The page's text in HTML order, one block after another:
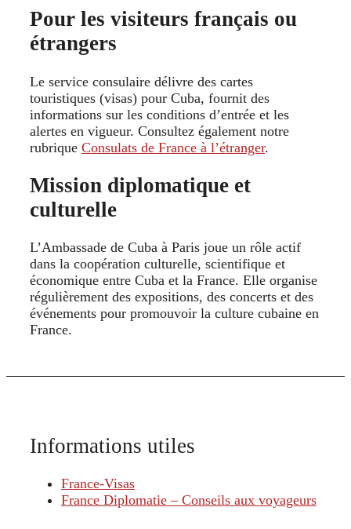
Pour les visiteurs français ou
étrangers
Le service consulaire délivre des cartes
touristiques (visas) pour Cuba, fournit des
informations sur les conditions d’entrée et les
alertes en vigueur. Consultez également notre
rubrique Consulats de France à l’étranger.
Mission diplomatique et
culturelle
L’Ambassade de Cuba à Paris joue un rôle actif
dans la coopération culturelle, scientifique et
économique entre Cuba et la France. Elle organise
régulièrement des expositions, des concerts et des
événements pour promouvoir la culture cubaine en
France.
Informations utiles
France-Visas
France Diplomatie – Conseils aux voyageurs